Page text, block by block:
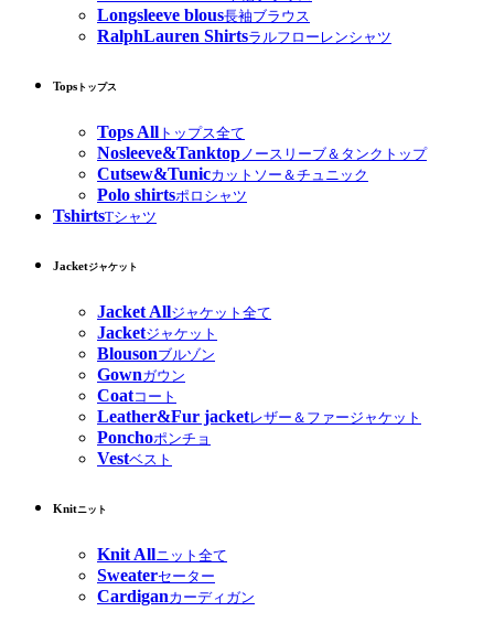
Longsleeve blous長袖ブラウス
RalphLauren Shirtsラルフローレンシャツ
Tops トップス
Tops All トップス全て
Nosleeve&Tanktopノースリーブ＆タンクトップ
Cutsew&Tunicカットソー＆チュニック
Polo shirtsポロシャツ
TshirtsTシャツ
Jacketジャケット
Jacket Allジャケット全て
Jacketジャケット
Blousonブルゾン
Gownガウン
Coatコート
Leather&Fur jacketレザー＆ファージャケット
Ponchoポンチョ
Vestベスト
Knitニット
Knit Allニット全て
Sweaterセーター
Cardiganカーディガン